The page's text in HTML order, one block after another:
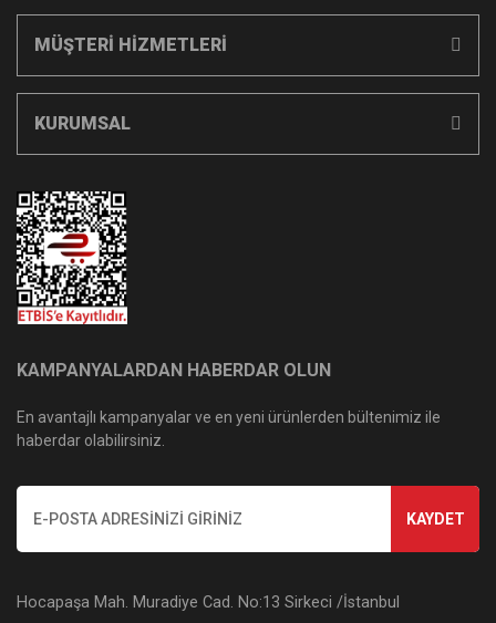
MÜŞTERİ HİZMETLERİ
KURUMSAL
KAMPANYALARDAN HABERDAR OLUN
En avantajlı kampanyalar ve en yeni ürünlerden bültenimiz ile
haberdar olabilirsiniz.
KAYDET
Hocapaşa Mah. Muradiye Cad. No:13 Sirkeci /İstanbul